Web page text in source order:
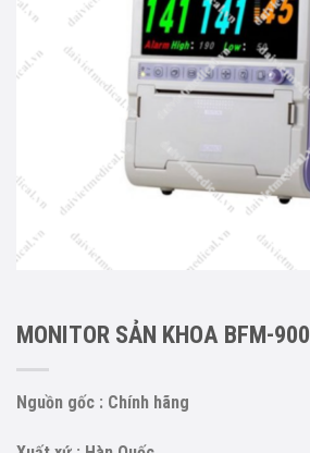
MONITOR SẢN KHOA BFM-900
Nguồn gốc : Chính hãng